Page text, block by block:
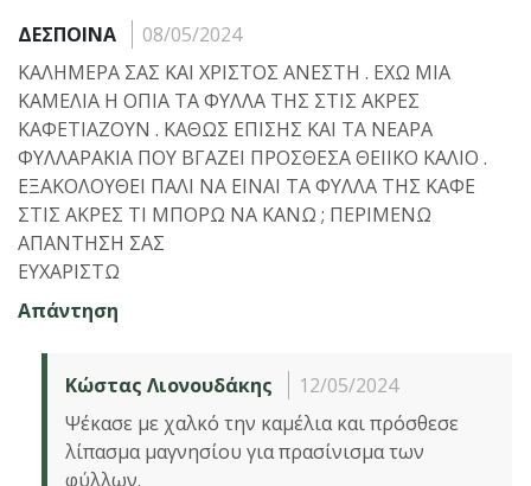
ΔΕΣΠΟΙΝΑ
08/05/2024
ΚΑΛΗΜΕΡΑ ΣΑΣ ΚΑΙ ΧΡΙΣΤΟΣ ΑΝΕΣΤΗ . ΕΧΩ ΜΙΑ
ΚΑΜΕΛΙΑ Η ΟΠΙΑ ΤΑ ΦΥΛΛΑ ΤΗΣ ΣΤΙΣ ΑΚΡΕΣ
ΚΑΦΕΤΙΑΖΟΥΝ . ΚΑΘΩΣ ΕΠΙΣΗΣ ΚΑΙ ΤΑ ΝΕΑΡΑ
ΦΥΛΛΑΡΑΚΙΑ ΠΟΥ ΒΓΑΖΕΙ ΠΡΟΣΘΕΣΑ ΘΕΙΙΚΟ ΚΑΛΙΟ .
ΕΞΑΚΟΛΟΥΘΕΙ ΠΑΛΙ ΝΑ ΕΙΝΑΙ ΤΑ ΦΥΛΛΑ ΤΗΣ ΚΑΦΕ
ΣΤΙΣ ΑΚΡΕΣ ΤΙ ΜΠΟΡΩ ΝΑ ΚΑΝΩ ; ΠΕΡΙΜΕΝΩ
ΑΠΑΝΤΗΣΗ ΣΑΣ
ΕΥΧΑΡΙΣΤΩ
Απάντηση
Κώστας Λιονουδάκης
12/05/2024
Ψέκασε με χαλκό την καμέλια και πρόσθεσε
λίπασμα μαγνησίου για πρασίνισμα των
φύλλων.